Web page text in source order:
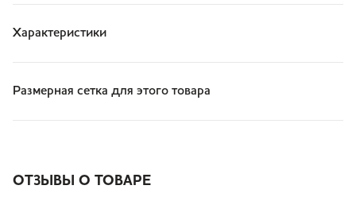
Характеристики
Размерная сетка для этого товара
ОТЗЫВЫ О ТОВАРЕ